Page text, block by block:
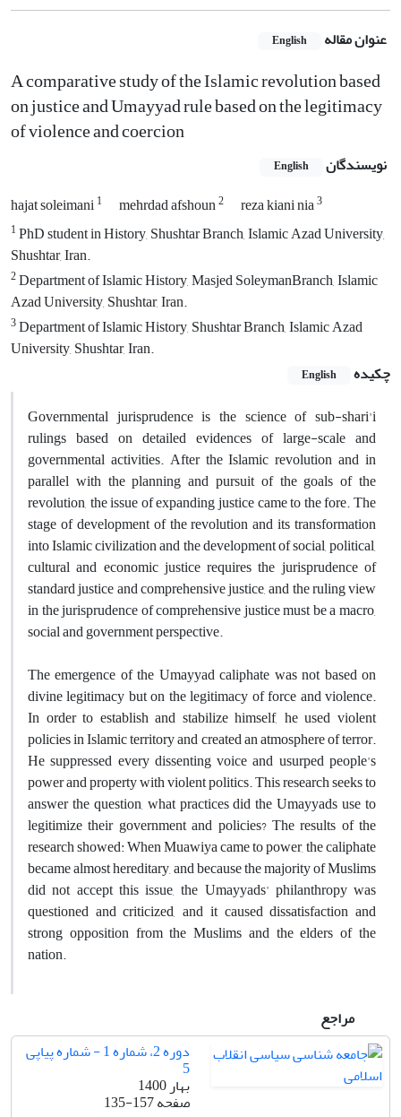
عنوان مقاله English
A comparative study of the Islamic revolution based
on justice and Umayyad rule based on the legitimacy
of violence and coercion
نویسندگان English
hajat soleimani1 mehrdad afshoun2 reza kiani nia3
1PhD student in History, Shushtar Branch, Islamic Azad University,
Shushtar, Iran.
2Department of Islamic History, Masjed SoleymanBranch, Islamic
Azad University, Shushtar, Iran.
3Department of Islamic History, Shushtar Branch, Islamic Azad
University, Shushtar, Iran.
چکیده
English
Governmental jurisprudence is the science of sub-shari'i
rulings based on detailed evidences of large-scale and
governmental activities. After the Islamic revolution and in
parallel with the planning and pursuit of the goals of the
revolution, the issue of expanding justice came to the fore. The
stage of development of the revolution and its transformation
into Islamic civilization and the development of social, political,
cultural and economic justice requires the jurisprudence of
standard justice and comprehensive justice, and the ruling view
in the jurisprudence of comprehensive justice must be a macro,
social and government perspective.
The emergence of the Umayyad caliphate was not based on
divine legitimacy but on the legitimacy of force and violence.
In order to establish and stabilize himself, he used violent
policies in Islamic territory and created an atmosphere of terror.
He suppressed every dissenting voice and usurped people's
power and property with violent politics. This research seeks to
answer the question, what practices did the Umayyads use to
legitimize their government and policies? The results of the
research showed: When Muawiya came to power, the caliphate
became almost hereditary, and because the majority of Muslims
did not accept this issue, the Umayyads' philanthropy was
questioned and criticized, and it caused dissatisfaction and
strong opposition from the Muslims and the elders of the
nation.
مراجع
دوره 2، شماره 1 - شماره پیاپی
5
بهار 1400
صفحه135-157